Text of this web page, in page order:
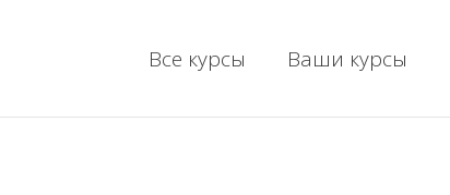
Все курсы Ваши курсы